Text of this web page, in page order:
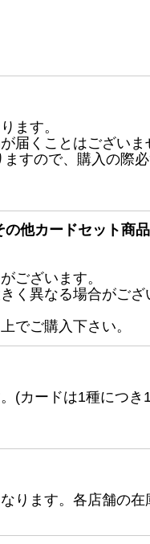
ます。
届くことはございま
すので、購入の際
他カードセット商品)
ございます。
く異なる場合がござ
でご購入下さい。
(カードは1種につき
ります。各店舗の在